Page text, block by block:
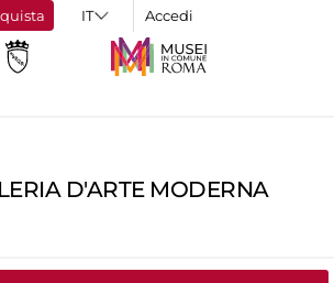
Accedi
D'ARTE MODERNA